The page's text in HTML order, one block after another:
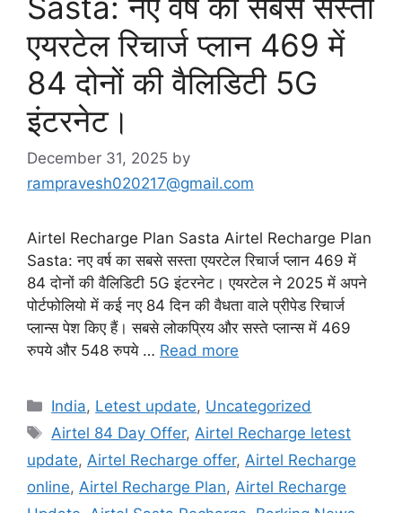
एयरटेल रिचार्ज प्लान 469 में
84 दोनों की वैलिडिटी 5G
इंटरनेट।
December 31, 2025 by
rampravesh020217@gmail.com
Airtel Recharge Plan Sasta Airtel Recharge Plan
Sasta: नए वर्ष का सबसे सस्ता एयरटेल रिचार्ज प्लान 469 में
84 दोनों की वैलिडिटी 5G इंटरनेट। एयरटेल ने 2025 में अपने
पोर्टफोलियो में कई नए 84 दिन की वैधता वाले प्रीपेड रिचार्ज
प्लान्स पेश किए हैं। सबसे लोकप्रिय और सस्ते प्लान्स में 469
रुपये और 548 रुपये … Read more
Categories
India, Letest update, Uncategorized
Tags
Airtel 84 Day Offer, Airtel Recharge letest
update, Airtel Recharge offer, Airtel Recharge
online, Airtel Recharge Plan, Airtel Recharge